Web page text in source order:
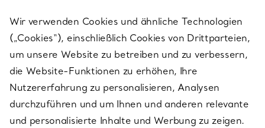
SERVICES
ÜBER TIFFANY & CO.
Wir verwenden Cookies und ähnliche Technologien
(„Cookies“), einschließlich Cookies von Drittparteien,
um unsere Website zu betreiben und zu verbessern,
die Website-Funktionen zu erhöhen, Ihre
Nutzererfahrung zu personalisieren, Analysen
durchzuführen und um Ihnen und anderen relevante
und personalisierte Inhalte und Werbung zu zeigen.